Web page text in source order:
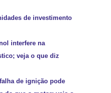
de investimento
interfere na
veja o que diz
de ignição pode